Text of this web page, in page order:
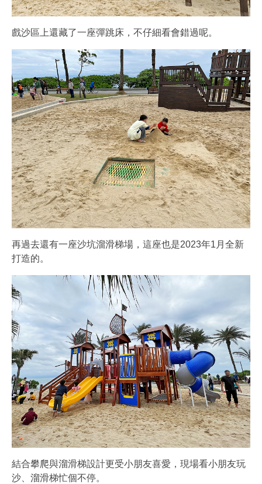
戲沙區上還藏了一座彈跳床，不仔細看會錯過呢。
再過去還有一座沙坑溜滑梯場，這座也是2023年1月全新
打造的。
結合攀爬與溜滑梯設計更受小朋友喜愛，現場看小朋友玩
沙、溜滑梯忙個不停。